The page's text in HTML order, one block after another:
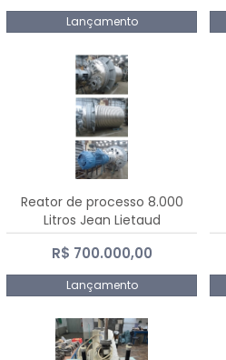
Lançamento
Reator de processo 8.000
Litros Jean Lietaud
R$ 700.000,00
Lançamento